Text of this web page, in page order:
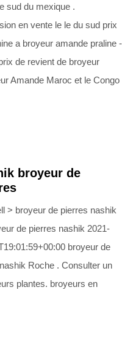
sud du mexique .
en vente le le du sud prix
a broyeur amande praline -
de revient de broyeur
Amande Maroc et le Congo
broyeur de
> broyeur de pierres nashik
de pierres nashik 2021-
broyeur de
Roche . Consulter un
plantes. broyeurs en